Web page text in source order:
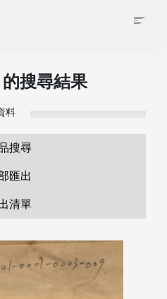
搜尋結果
料
搜尋
匯出
清單